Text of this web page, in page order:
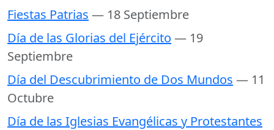
Fiestas Patrias — 18 Septiembre
Día de las Glorias del Ejército — 19
Septiembre
Día del Descubrimiento de Dos Mundos — 11
Octubre
Día de las Iglesias Evangélicas y Protestantes